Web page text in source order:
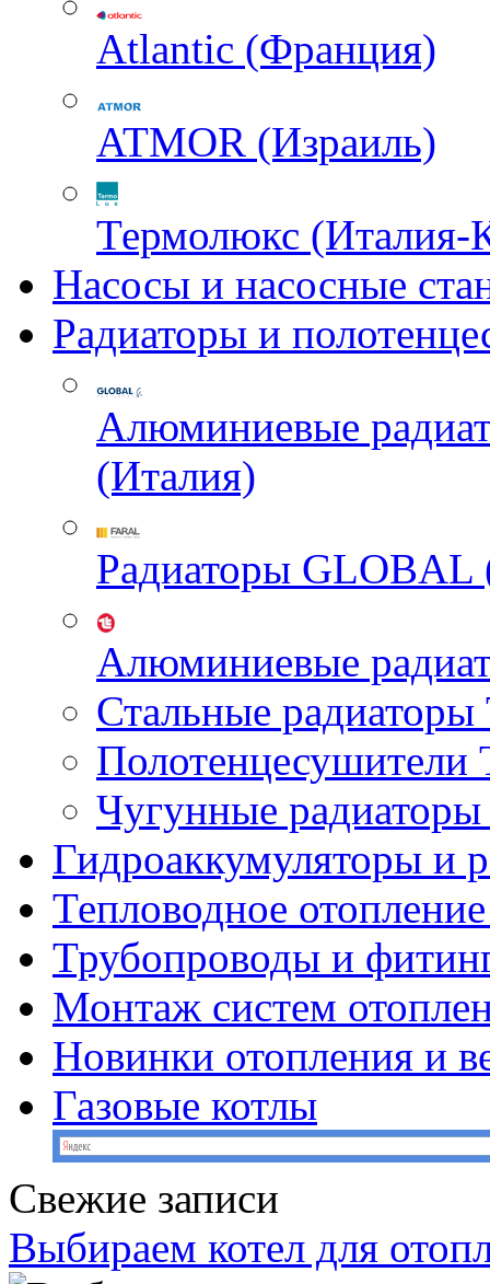
Atlantic (Франция)
ATMOR (Израиль)
Термолюкс (Италия-
Насосы и насосные
Радиаторы и
Алюминиевые
(Италия)
Радиаторы GLOBAL
Алюминиевые
Стальные
Чугунные
Гидроаккумуляторы и
Тепловодное
Трубопроводы и
Монтаж систем
Новинки отопления и
Газовые котлы
Свежие записи
Выбираем котел для